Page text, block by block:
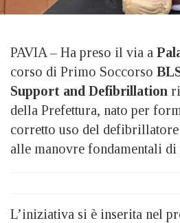
PAVIA – Ha preso il via a
corso di Primo Soccorso
Support and Defibrillation
della Prefettura, nato per
corretto uso del
alle manovre fondamentali
L’iniziativa si è inserita nel